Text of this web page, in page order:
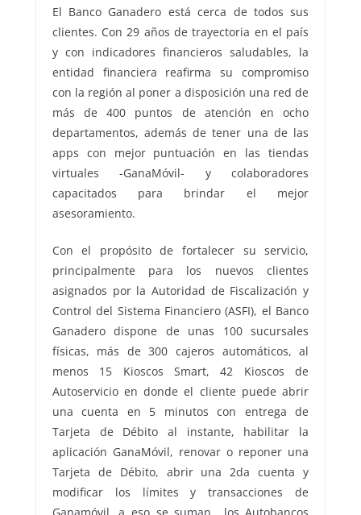
El Banco Ganadero está cerca de todos sus
clientes. Con 29 años de trayectoria en el país
y con indicadores financieros saludables, la
entidad financiera reafirma su compromiso
con la región al poner a disposición una red de
más de 400 puntos de atención en ocho
departamentos, además de tener una de las
apps con mejor puntuación en las tiendas
virtuales -GanaMóvil- y colaboradores
capacitados para brindar el mejor
asesoramiento.
Con el propósito de fortalecer su servicio,
principalmente para los nuevos clientes
asignados por la Autoridad de Fiscalización y
Control del Sistema Financiero (ASFI), el Banco
Ganadero dispone de unas 100 sucursales
físicas, más de 300 cajeros automáticos, al
menos 15 Kioscos Smart, 42 Kioscos de
Autoservicio en donde el cliente puede abrir
una cuenta en 5 minutos con entrega de
Tarjeta de Débito al instante, habilitar la
aplicación GanaMóvil, renovar o reponer una
Tarjeta de Débito, abrir una 2da cuenta y
modificar los límites y transacciones de